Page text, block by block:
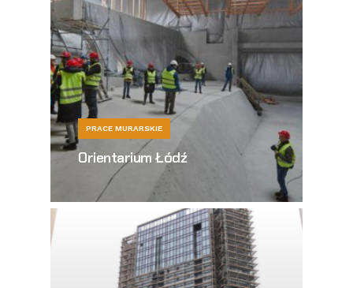
PRACE MURARSKIE
Orientarium Łódź